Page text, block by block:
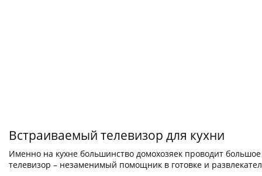
Встраиваемый телевизор для кухни
Именно на кухне большинство домохозяек проводит
телевизор – незаменимый помощник в готовке и